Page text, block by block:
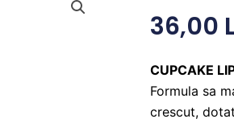
36,00
CUPCAKE
Formula sa
crescut,